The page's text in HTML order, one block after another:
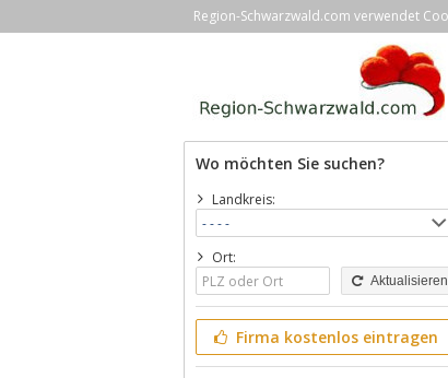
Region-Schwarzwald.com verwendet
Wo möchten Sie suchen?
Landkreis:
Ort:
Aktualisieren
Firma kostenlos eintragen